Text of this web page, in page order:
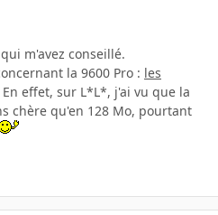
m'avez conseillé.
la 9600 Pro : les
En effet, sur L*L*, j'ai vu que la
chère qu'en 128 Mo, pourtant